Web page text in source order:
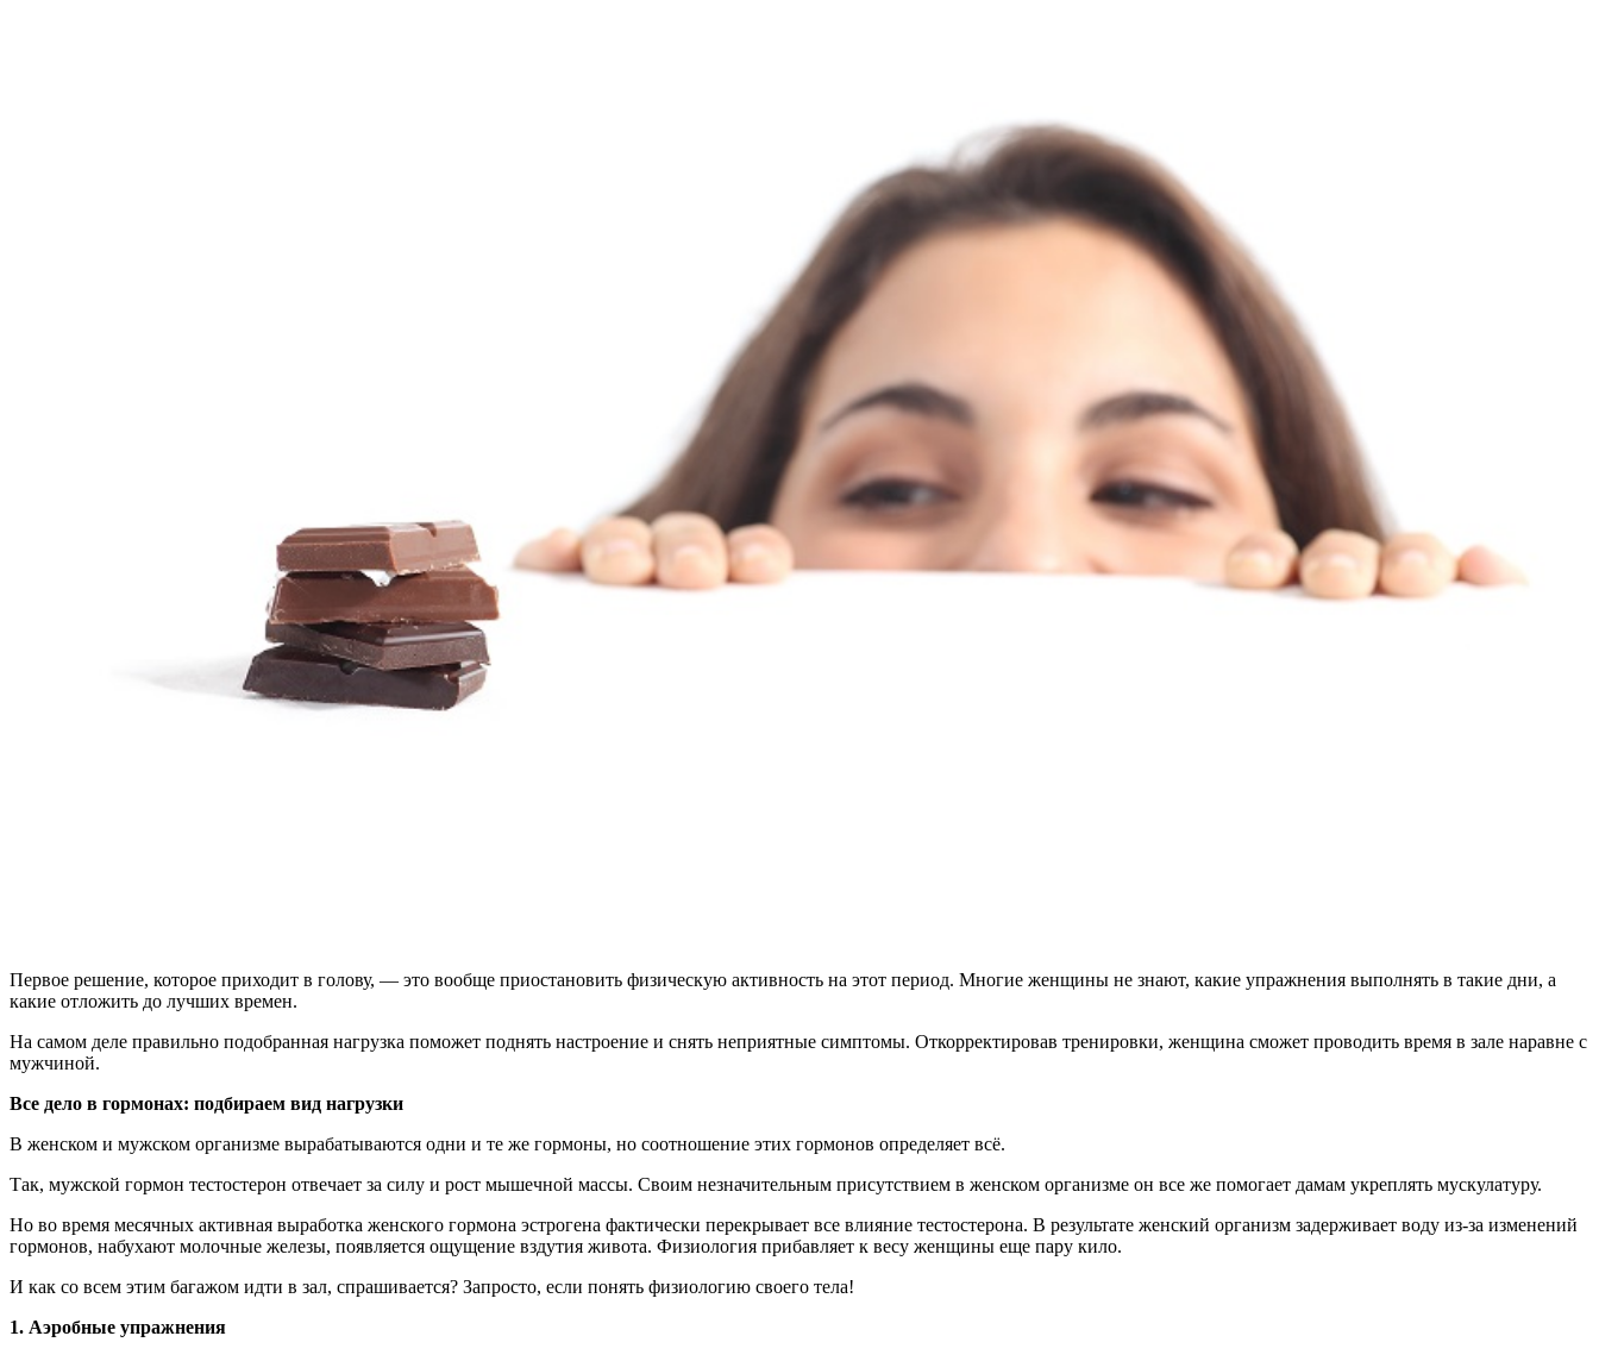
Первое решение, которое приходит в голову, — это вообще приостановить физическую активность на этот период. Многие женщины не знают, какие упражнения выполнять в такие дни, а
какие отложить до лучших времен.
На самом деле правильно подобранная нагрузка поможет поднять настроение и снять неприятные симптомы. Откорректировав тренировки, женщина сможет проводить время в зале наравне с
мужчиной.
Все дело в гормонах: подбираем вид нагрузки
В женском и мужском организме вырабатываются одни и те же гормоны, но соотношение этих гормонов определяет всё.
Так, мужской гормон тестостерон отвечает за силу и рост мышечной массы. Своим незначительным присутствием в женском организме он все же помогает дамам укреплять мускулатуру.
Но во время месячных активная выработка женского гормона эстрогена фактически перекрывает все влияние тестостерона. В результате женский организм задерживает воду из-за изменений
гормонов, набухают молочные железы, появляется ощущение вздутия живота. Физиология прибавляет к весу женщины еще пару кило.
И как со всем этим багажом идти в зал, спрашивается? Запросто, если понять физиологию своего тела!
1. Аэробные упражнения